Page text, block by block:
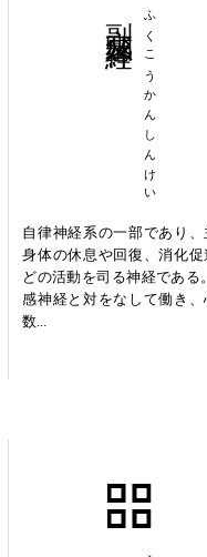
ふくこうかんしんけい
自律神経系の一部であり、
身体の休息や回復、消化促
どの活動を司る神経である
感神経と対をなして働き、
数...